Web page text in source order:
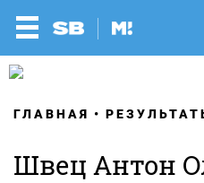
ГЛАВНАЯ
Швец Антон